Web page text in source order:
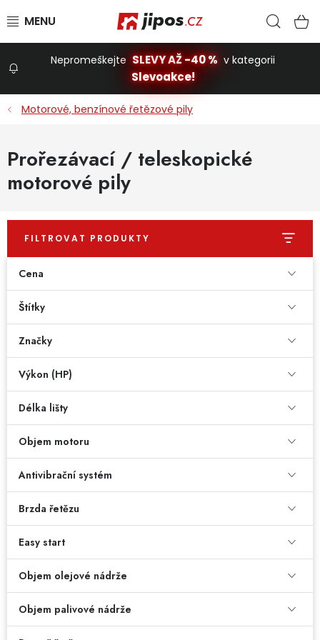
Stavba a dům
Dílna
Domácnost
Dětská hřiště
Autodoplňky
Vánoce
Ochranné pomůcky
Fotovoltaika
Značky
Nepromeškejte SLEVY AŽ -40 % v kategorii
Slevoakce!
Motorové, benzínové řetězové pily
Prořezávací / teleskopické
motorové pily
FILTROVAT PRODUKTY
Cena
Štítky
Značky
Výkon (HP)
Délka lišty
Objem motoru
Antivibrační systém
Brzda řetězu
Easy start
Objem olejové nádrže
Objem palivové nádrže